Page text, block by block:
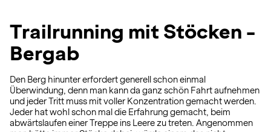
Trailrunning mit Stöcken -
Bergab
Den Berg hinunter erfordert generell schon einmal
Überwindung, denn man kann da ganz schön Fahrt aufnehmen
und jeder Tritt muss mit voller Konzentration gemacht werden.
Jeder hat wohl schon mal die Erfahrung gemacht, beim
abwärtslaufen einer Treppe ins Leere zu treten. Angenommen